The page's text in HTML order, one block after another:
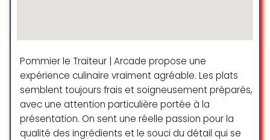
sympathique. Adresse à
recommander !
Swann Sagnol
Pommier le Traiteur | Arcade propose une
expérience culinaire vraiment agréable. Les plats
semblent toujours frais et soigneusement préparés,
avec une attention particulière portée à la
présentation. On sent une réelle passion pour la
qualité des ingrédients et le souci du détail qui se